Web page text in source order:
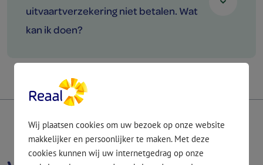
Wij plaatsen cookies om uw bezoek op onze website
makkelijker en persoonlijker te maken. Met deze
cookies kunnen wij uw internetgedrag op onze
uitvaartverzekering niet betalen. Wat
kan ik doen?